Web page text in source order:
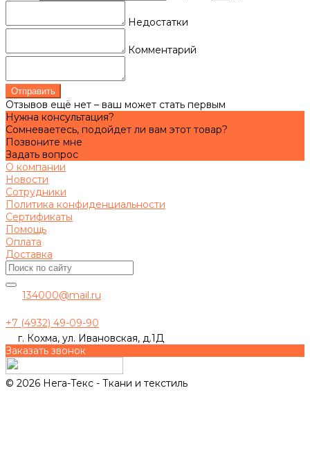
Недостатки
Комментарий
Отправить
Отзывов ещё нет – ваш может стать первым
Нужна консультация?
Сомневаетесь, подойдет ли вам этот товар?
Позвоните мне
Задать вопрос
О компании
Новости
Сотрудники
Политика конфиденциальности
Сертификаты
Помощь
Оплата
Доставка
134000@mail.ru
+7 (4932) 49-09-90
г. Кохма, ул. Ивановская, д.1Д
Заказать звонок
© 2026 Нега-Текс - Ткани и текстиль